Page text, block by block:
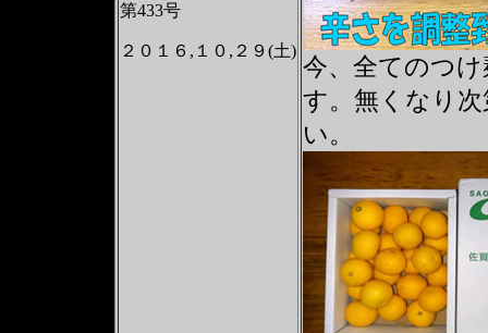
第433号
２０１６,１０,２９(土)
今、全てのつ
す。無くなり
い。